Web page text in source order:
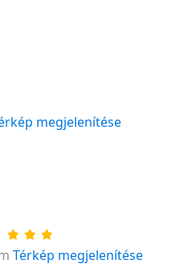
megjelenítése
Térkép megjelenítése